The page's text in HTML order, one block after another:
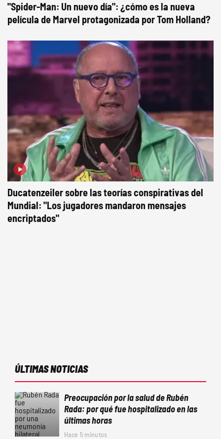
"Spider-Man: Un nuevo día": ¿cómo es la nueva
película de Marvel protagonizada por Tom Holland?
Ducatenzeiler sobre las teorías conspirativas del
Mundial: "Los jugadores mandaron mensajes
encriptados"
ÚLTIMAS NOTICIAS
Preocupación por la salud de Rubén
Rada: por qué fue hospitalizado en las
últimas horas
Hace 5 minutos